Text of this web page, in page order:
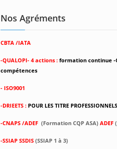
Nos Agréments
CBTA /IATA
-QUALOPI- 4 actions :formation continue -
compétences
- ISO9001
-DRIEETS : POUR LES TITRE PROFESSIONNELS
-CNAPS /ADEF (Formation CQP ASA)ADEF
-SSIAP SSDIS(SSIAP 1 à 3)